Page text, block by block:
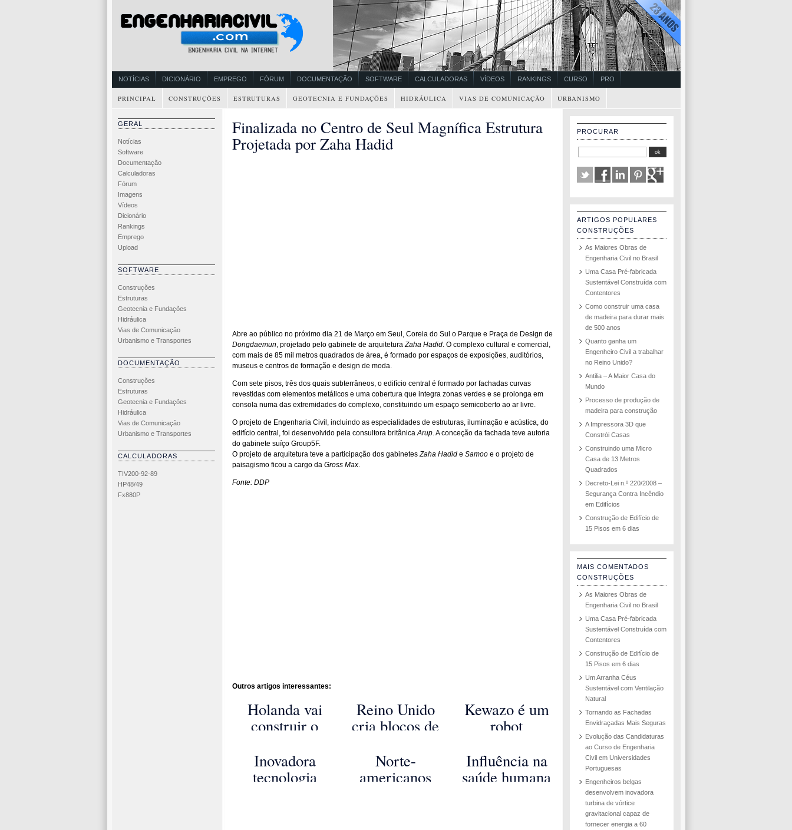
NOTÍCIAS DICIONÁRIO EMPREGO FÓRUM DOCUMENTAÇÃO SOFTWARE CALCULADORAS VÍDEOS RANKINGS CURSO PRO
PRINCIPAL CONSTRUÇÕES ESTRUTURAS GEOTECNIA E FUNDAÇÕES HIDRÁULICA VIAS DE COMUNICAÇÃO URBANISMO
GERAL
Notícias
Software
Documentação
Calculadoras
Fórum
Imagens
Vídeos
Dicionário
Rankings
Emprego
Upload
SOFTWARE
Construções
Estruturas
Geotecnia e Fundações
Hidráulica
Vias de Comunicação
Urbanismo e Transportes
DOCUMENTAÇÃO
Construções
Estruturas
Geotecnia e Fundações
Hidráulica
Vias de Comunicação
Urbanismo e Transportes
CALCULADORAS
TIV200-92-89
HP48/49
Fx880P
Finalizada no Centro de Seul Magnífica Estrutura
Projetada por Zaha Hadid
Abre ao público no próximo dia 21 de Março em Seul, Coreia do Sul o Parque e Praça de Design de
Dongdaemun , projetado pelo gabinete de arquitetura Zaha Hadid. O complexo cultural e comercial,
com mais de 85 mil metros quadrados de área, é formado por espaços de exposições, auditórios,
museus e centros de formação e design de moda.
Com sete pisos, três dos quais subterrâneos, o edifício central é formado por fachadas curvas
revestidas com elementos metálicos e uma cobertura que integra zonas verdes e se prolonga em
consola numa das extremidades do complexo, constituindo um espaço semicoberto ao ar livre.
O projeto de Engenharia Civil, incluindo as especialidades de estruturas, iluminação e acústica, do
edifício central, foi desenvolvido pela consultora britânica Arup. A conceção da fachada teve autoria
do gabinete suíço Group5F.
O projeto de arquitetura teve a participação dos gabinetes Zaha Hadide Samooe o projeto de
paisagismo ficou a cargo da Gross Max.
Fonte: DDP
Outros artigos interessantes:
Holanda vai
construir o
mais barato do
mundo
Reino Unido
cria blocos de
capazes de
produzir
Kewazo é um
robot
na montagem
de andaimes
Inovadora
tecnologia
Norte-
americanos
Influência na
saúde humana
PROCURAR
ARTIGOS POPULARES
CONSTRUÇÕES
As Maiores Obras de
Engenharia Civil no Brasil
Uma Casa Pré-fabricada
Sustentável Construída com
Contentores
Como construir uma casa
de madeira para durar mais
de 500 anos
Quanto ganha um
Engenheiro Civil a trabalhar
no Reino Unido?
Antilia – A Maior Casa do
Mundo
Processo de produção de
madeira para construção
A Impressora 3D que
Constrói Casas
Construindo uma Micro
Casa de 13 Metros
Quadrados
Decreto-Lei n.º 220/2008 –
Segurança Contra Incêndio
em Edifícios
Construção de Edifício de
15 Pisos em 6 dias
MAIS COMENTADOS
CONSTRUÇÕES
As Maiores Obras de
Engenharia Civil no Brasil
Uma Casa Pré-fabricada
Sustentável Construída com
Contentores
Construção de Edifício de
15 Pisos em 6 dias
Um Arranha Céus
Sustentável com Ventilação
Natural
Tornando as Fachadas
Envidraçadas Mais Seguras
Evolução das Candidaturas
ao Curso de Engenharia
Civil em Universidades
Portuguesas
Engenheiros belgas
desenvolvem inovadora
turbina de vórtice
gravitacional capaz de
fornecer energia a 60